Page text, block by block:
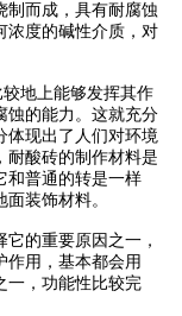
制而成，具有耐腐蚀
浓度的碱性介质，对
地上能够发挥其作
蚀的能力。这就充分
体现出了人们对环境
耐酸砖的制作材料是
和普通的转是一样
装饰材料。
的重要原因之一，
作用，基本都会用
一，功能性比较完